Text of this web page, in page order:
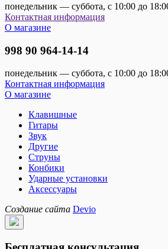
понедельник — суббота, с 10:00 до
Контактная информация
О магазине
998 90 964-14-14
понедельник — суббота, с 10:00 до
Контактная информация
О магазине
Клавишные
Гитары
Звук
Другие
Струны
Конбики
Ударные установки
Аксессуары
Создание сайта Devio